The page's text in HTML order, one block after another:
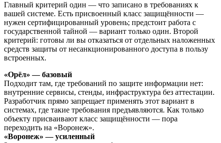
Главный критерий один — что записано в требованиях к
вашей системе. Есть присвоенный класс защищённости —
нужен сертифицированный уровень; предстоит работа с
государственной тайной — вариант только один. Второй
критерий: готовы ли вы отказаться от отдельных наложенных
средств защиты от несанкционированного доступа в пользу
встроенных.
«Орёл» — базовый
Подходит там, где требований по защите информации нет:
внутренние сервисы, стенды, инфраструктура без аттестации.
Разработчик прямо запрещает применять этот вариант в
системах, где такие требования предъявляются. Как только
объекту присваивают класс защищённости — пора
переходить на «Воронеж».
«Воронеж» — усиленный